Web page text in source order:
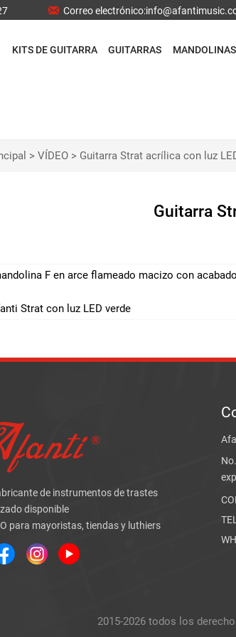
 Correo
KITS DE GUITARRA GUITARRAS MANDOLINAS
> VÍDEO> Guitarra Strat acrílica con luz
Guitarra
F en arce flameado macizo con
Strat con luz LED verde
de instrumentos de trastes
disponible
para mayoristas, tiendas y luthiers
2015-2026 todos los